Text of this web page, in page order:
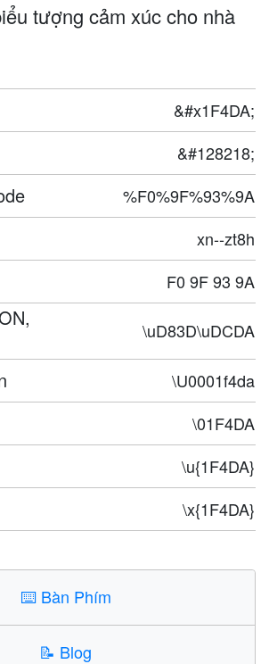
tượng cảm xúc cho nhà
&#x1F4DA;
&#128218;
%F0%9F%93%9A
xn--zt8h
F0 9F 93 9A
\uD83D\uDCDA
\U0001f4da
\01F4DA
\u{1F4DA}
\x{1F4DA}
⌨️ Bàn Phím
📝 Blog